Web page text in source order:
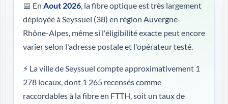
📅 En Aout 2026, la fibre optique est très largement
déployée à Seyssuel (38) en région Auvergne-
Rhône-Alpes, même si l'éligibilité exacte peut encore
varier selon l'adresse postale et l'opérateur testé.
⚡ La ville de Seyssuel compte approximativement 1
278 locaux, dont 1 265 recensés comme
raccordables à la fibre en FTTH, soit un taux de